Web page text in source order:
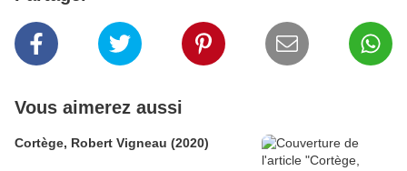
Vous aimerez aussi
Cortège, Robert Vigneau (2020)